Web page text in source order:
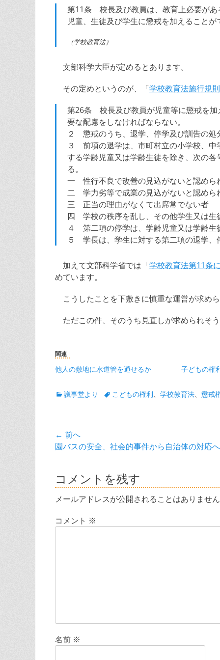
第11条 校長及び教員は、教育上必要があ
児童、生徒及び学生に懲戒を加えること
（学校教育法）
文部科学大臣が定めるとあります。
その定めというのが、「学校教育法施行規則
第26条 校長及び教員が児童等に懲戒を加
要な配慮をしなければならない。
２ 懲戒のうち、退学、停学及び訓告の処
３ 前項の退学は、市町村立の小学校、中
する学齢児童又は学齢生徒を除き、次の
る。
一 性行不良で改善の見込がないと認めら
二 学力劣等で成業の見込がないと認めら
三 正当の理由がなくて出席常でない者
四 学校の秩序を乱し、その他学生又は生
４ 第二項の停学は、学齢児童又は学齢生
５ 学長は、学生に対する第二項の退学、
加えて文部科学省では「学校教育法第11条
めています。
こうしたことを下敷きに慎重な運営が求め
ただこの件、そのうち見直しが求められそ
関連
他人の敷地に水道管を通せるか 子どもの権
カ
ー
議事堂より
タ こどもの権利、 学校教育法、 懲戒
投
稿
ナ
ビ
ゲ
ー
← 前へ
前
稿:
園バスの安全、社会的事件から自治体の対応
コメントを残す
メールアドレスが公開されることはありませ
コメント ※
名前 ※